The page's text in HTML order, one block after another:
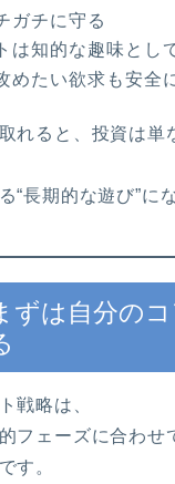
ガチに守る
は知的な趣味とし
めたい欲求も安全
れると、投資は単
“長期的な遊び”に
ずは自分の
戦略は、
フェーズに合わせ
す。